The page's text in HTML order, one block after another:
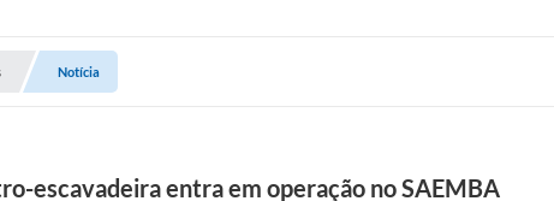
Notícia
escavadeira entra em operação no SAEMBA